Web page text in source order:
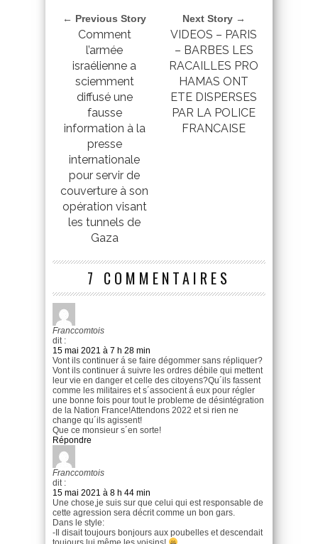
← Previous Story
Comment
l’armée
israélienne a
sciemment
diffusé une
fausse
information à la
presse
internationale
pour servir de
couverture à son
opération visant
les tunnels de
Gaza
Next Story →
VIDEOS – PARIS
– BARBES LES
RACAILLES PRO
HAMAS ONT
ETE DISPERSES
PAR LA POLICE
FRANCAISE
7 COMMENTAIRES
Franccomtois
dit :
15 mai 2021 à 7 h 28 min
Vont ils continuer á se faire dégommer sans répliquer?
Vont ils continuer á suivre les ordres débile qui mettent
leur vie en danger et celle des citoyens?Qu´ils fassent
comme les militaires et s´associent á eux pour régler
une bonne fois pour tout le probleme de désintégration
de la Nation France!Attendons 2022 et si rien ne
change qu´ils agissent!
Que ce monsieur s´en sorte!
Répondre
Franccomtois
dit :
15 mai 2021 à 8 h 44 min
Une chose,je suis sur que celui qui est responsable de
cette agression sera décrit comme un bon gars.
Dans le style:
-Il disait toujours bonjours aux poubelles et descendait